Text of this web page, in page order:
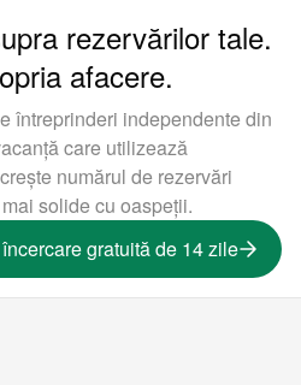
rezervărilor tale.
afacere.
întreprinderi independente din
care utilizează
numărul de rezervări
solide cu oaspeții.
gratuită de 14 zile